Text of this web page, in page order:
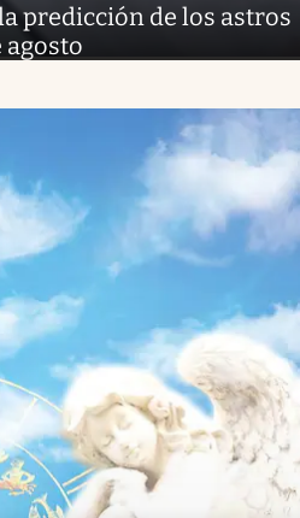
predicción de los astros
agosto